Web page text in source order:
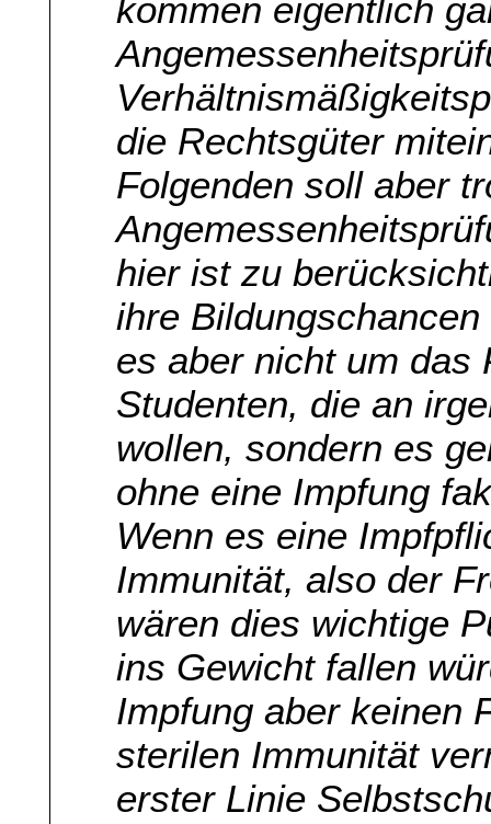
kommen eigentlich
die Rechtsgüter
Folgenden soll aber
hier ist zu
ihre
es aber nicht um das
Studenten, die an
wollen, sondern es
ohne eine Impfung
Wenn es eine
Immunität, also der
wären dies wichtige
ins Gewicht fallen
Impfung aber keinen
sterilen Immunität
erster Linie